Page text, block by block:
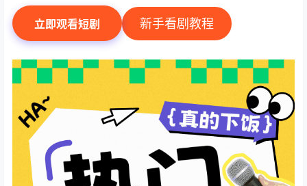
立即观看短剧 新手看剧教程